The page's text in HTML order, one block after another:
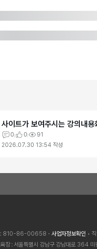
사이트가 보여주시는 강의내
0 0
91
2026.07.30 13:54 작성
810-86-00658 사업자정보확인 •
장 서울특별시 강남구 강남대로 364 미